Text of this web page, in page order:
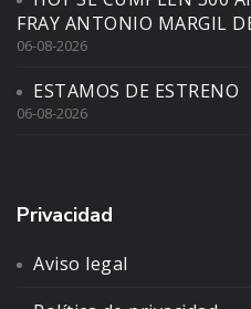
FRAY ANTONIO MARGIL
06-08-2026
ESTAMOS DE ESTRENO
06-08-2026
Privacidad
Aviso legal